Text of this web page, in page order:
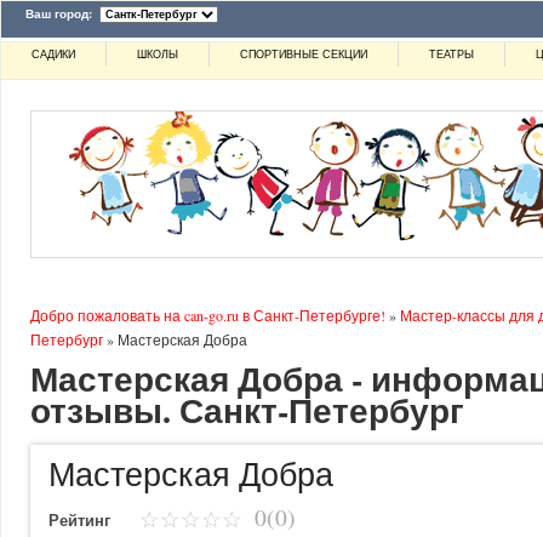
Ваш город:
САДИКИ ШКОЛЫ СПОРТИВНЫЕ СЕКЦИИ ТЕАТРЫ
Добро пожаловать на can-go.ru в Санкт-Петербурге! » Мастер-классы для
Петербург» Мастерская Добра
Мастерская Добра -
отзывы. Санкт-Петербург
Мастерская Добра
Рейтинг 0(0)